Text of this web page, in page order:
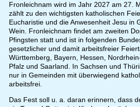
Fronleichnam wird im Jahr 2027 am 27.
zählt zu den wichtigsten katholischen
Eucharistie und die Anwesenheit Jesu in
Wein. Fronleichnam findet am zweiten
Pfingsten statt und ist in folgenden
gesetzlicher und damit arbeitsfreier
Württemberg, Bayern, Hessen,
Pfalz und Saarland. In Sachsen und
nur in Gemeinden mit überwiegend
arbeitsfrei.
Das Fest soll u. a. daran erinnern, dass